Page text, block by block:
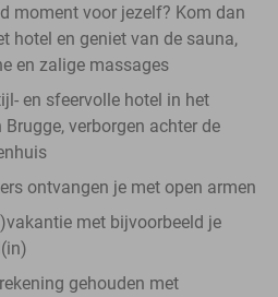
moment voor jezelf? Kom dan
hotel en geniet van de sauna,
en zalige massages
en sfeervolle hotel in het
verborgen achter de
ontvangen je met open armen
met bijvoorbeeld je
gehouden met